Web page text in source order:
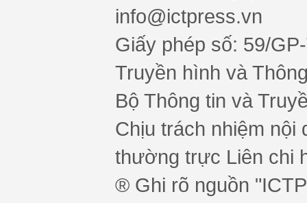
info@ictpress.vn
Giấy phép số: 59/
Truyền hình và
Bộ Thông tin và
Chịu trách nhiệm nội
thường trực Liên chi
® Ghi rõ nguồn